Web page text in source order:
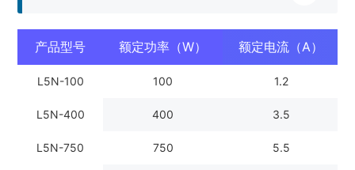
产品型号 额定功率（W） 额定电流（A）
L5N-100 100 1.2
L5N-400 400 3.5
L5N-750 750 5.5